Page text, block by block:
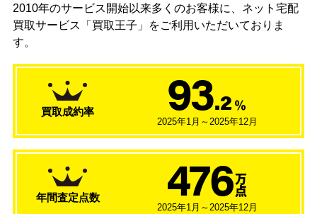
2010年のサービス開始以来多くのお客様に、 ネット宅配
買取サービス「買取王子」をご利用いただいておりま
す。
買取成約率 93.2 ％
2025年1月～2025年12月
年間査定点数 476 万
点
2025年1月～2025年12月